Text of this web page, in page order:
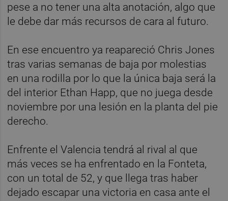
pese a no tener una alta anotación, algo que
le debe dar más recursos de cara al futuro.
En ese encuentro ya reapareció Chris Jones
tras varias semanas de baja por molestias
en una rodilla por lo que la única baja será la
del interior Ethan Happ, que no juega desde
noviembre por una lesión en la planta del pie
derecho.
Enfrente el Valencia tendrá al rival al que
más veces se ha enfrentado en la Fonteta,
con un total de 52, y que llega tras haber
dejado escapar una victoria en casa ante el